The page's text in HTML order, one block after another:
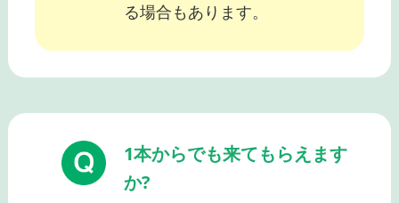
る場合もあります。
1本からでも来てもらえます
か?